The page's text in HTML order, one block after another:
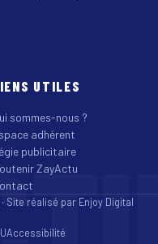
UTILES
sommes-nous ?
adhérent
publicitaire
ZayActu
Site réalisé par Enjoy Digital
Accessibilité